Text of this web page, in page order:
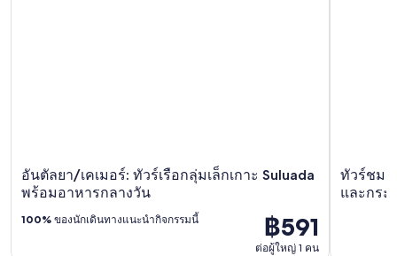
อันตัลยา/เคเมอร์: ทัวร์เรือกลุ่มเล็กเกาะ Suluada
พร้อมอาหารกลางวัน
฿591
ต่อผู้ใหญ่ 1 คน
100% ของนักเดินทางแนะนำกิจกรรมนี้
ทัวร์ชมเ
และกระ